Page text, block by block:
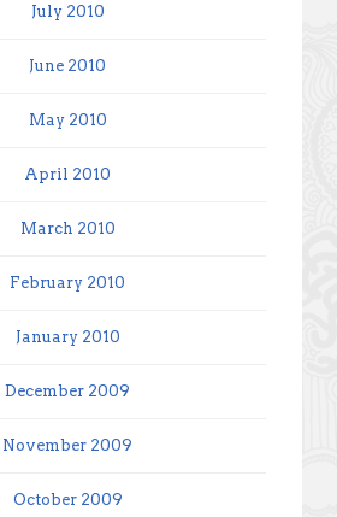
July 2010
June 2010
May 2010
April 2010
March 2010
February 2010
January 2010
December 2009
November 2009
October 2009